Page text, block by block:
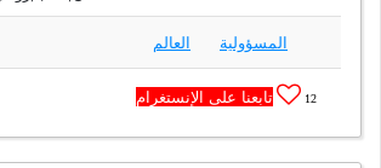
المسؤولية العالم
12 تابعنا على الإنستغرام